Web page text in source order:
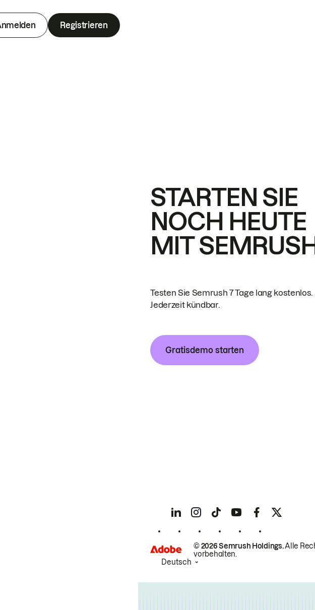
Registrieren
STARTEN SIE
NOCH HEUTE
MIT
Testen Sie Semrush 7 Tage lang kostenlos.
Jederzeit kündbar.
Gratisdemo starten
© 2026 Semrush Holdings.Alle
vorbehalten.
Deutsch